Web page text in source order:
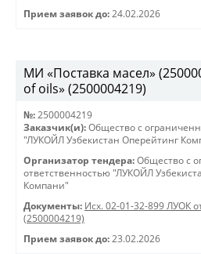
Прием заявок до: 24.02.2026
МИ «Поставка масел»
of oils» (2500004219)
№: 2500004219
Заказчик(и): Общество с
"ЛУКОЙЛ Узбекистан Оперейтинг
Организатор тендера: Общество с
ответственностью "ЛУКОЙЛ
Компани"
Документы: Исх. 02-01-32-899 ЛУОК
(2500004219)
Прием заявок до: 23.02.2026